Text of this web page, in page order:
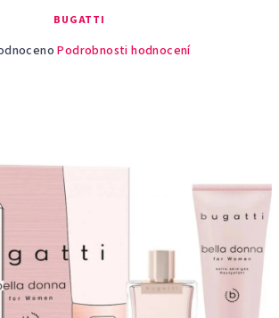
BUGATTI
Podrobnosti hodnocení